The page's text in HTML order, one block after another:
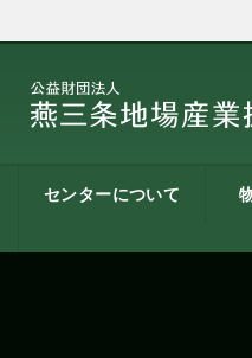
センターについて